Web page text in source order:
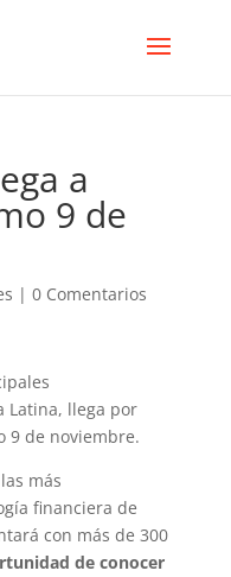
a
9 de
| 0 Comentarios
Latina, llega por
9 de noviembre.
más
financiera de
con más de 300
de conocer